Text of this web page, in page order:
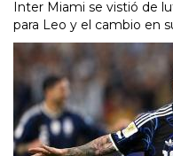
Inter Miami se vistió de
para Leo y el cambio en